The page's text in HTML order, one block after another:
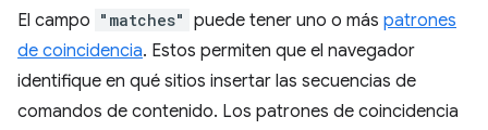
El campo "matches" puede tener uno o más patrones
de coincidencia. Estos permiten que el navegador
identifique en qué sitios insertar las secuencias de
comandos de contenido. Los patrones de coincidencia